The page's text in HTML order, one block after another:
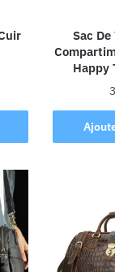
Sac De
Happy